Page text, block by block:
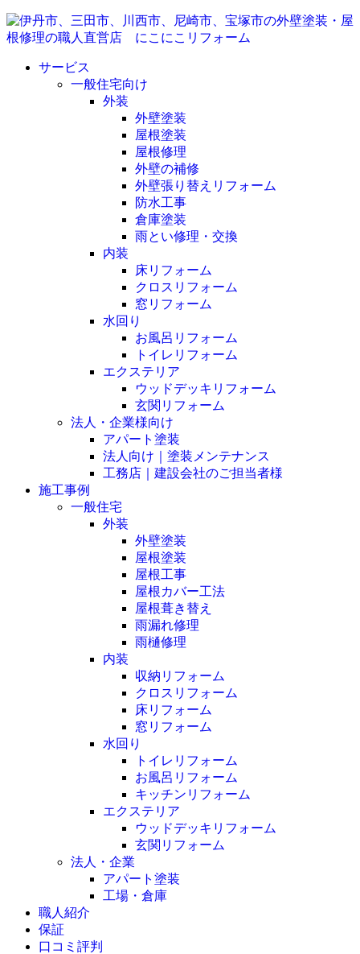
サービス
一般住宅向け
外装
外壁塗装
屋根塗装
屋根修理
外壁の補修
外壁張り替えリフォーム
防水工事
倉庫塗装
雨とい修理・交換
内装
床リフォーム
クロスリフォーム
窓リフォーム
水回り
お風呂リフォーム
トイレリフォーム
エクステリア
ウッドデッキリフォーム
玄関リフォーム
法人・企業様向け
アパート塗装
法人向け｜塗装メンテナンス
工務店｜建設会社のご担当者様
施工事例
一般住宅
外装
外壁塗装
屋根塗装
屋根工事
屋根カバー工法
屋根葺き替え
雨漏れ修理
雨樋修理
内装
収納リフォーム
クロスリフォーム
床リフォーム
窓リフォーム
水回り
トイレリフォーム
お風呂リフォーム
キッチンリフォーム
エクステリア
ウッドデッキリフォーム
玄関リフォーム
法人・企業
アパート塗装
工場・倉庫
職人紹介
保証
口コミ評判